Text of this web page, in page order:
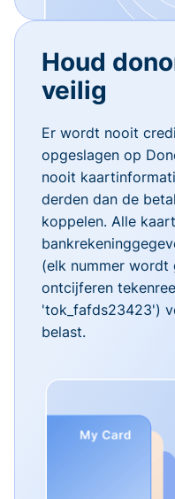
Houd
veilig
Er wordt nooit
opgeslagen op
nooit
derden dan de
koppelen. Alle
(elk nummer
ontcijferen
'tok_fafds23423')
belast.